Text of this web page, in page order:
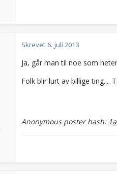
Skrevet6. juli 2013
Ja, går man til noe som
Folk blir lurt av billige ting....
Anonymous poster hash: